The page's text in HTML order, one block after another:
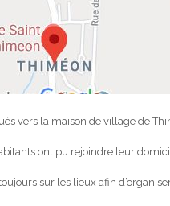
vers la maison de village de
ont pu rejoindre leur
sur les lieux afin